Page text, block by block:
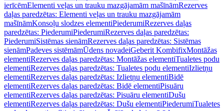
ierīcēmElementi veļas un trauku mazgājamām mašīnāmRezerves
daļas paredzētas: Elementi veļas un trauku mazgājamām
mašīnāmKonsoļu slodzes elementiPiederumiRezerves daļas
paredzētas: PiederumiPiederumiRezerves daļas paredzētas:
PiederumiSistēmas sienāmRezerves daļas paredzētas: Sistēmas
sienāmPadeves sistēmāmŪdens novadeiGeberit KombifixMontāžas
elementiRezerves daļas paredzētas: Montāžas elementiTualetes podu
elementiRezerves daļas paredzētas: Tualetes podu elementiIzlietņu
elementiRezerves daļas paredzētas: Izlietņu elementiBidē
elementiRezerves daļas paredzētas: Bidē elementiPisuāru
elementiRezerves daļas paredzētas: Pisuāru elementiDušu
elementiRezerves daļas paredzētas: Dušu elementiPiederumiTualetes